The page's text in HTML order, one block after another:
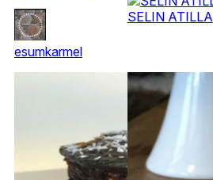
esumkarmel
SELIN ATILLA